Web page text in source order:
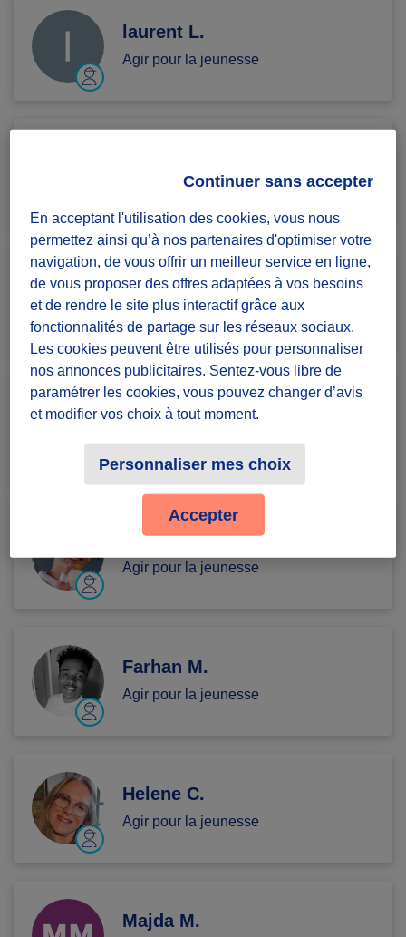
laurent L.
Agir pour la jeunesse
Agir pour la jeunesse
Ulrich F.
Agir pour la jeunesse
A NOUS LE FU...
Agir pour la jeunesse
Skill S.
Agir pour la jeunesse
Farhan M.
Agir pour la jeunesse
Helene C.
Agir pour la jeunesse
Majda M.
En acceptant l'utilisation des cookies, vous nous
permettez ainsi qu’à nos partenaires d'optimiser votre
navigation, de vous offrir un meilleur service en ligne,
de vous proposer des offres adaptées à vos besoins
et de rendre le site plus interactif grâce aux
fonctionnalités de partage sur les réseaux sociaux.
Les cookies peuvent être utilisés pour personnaliser
nos annonces publicitaires. Sentez-vous libre de
paramétrer les cookies, vous pouvez changer d’avis
et modifier vos choix à tout moment.
Personnaliser mes choix
Continuer sans accepter
Accepter